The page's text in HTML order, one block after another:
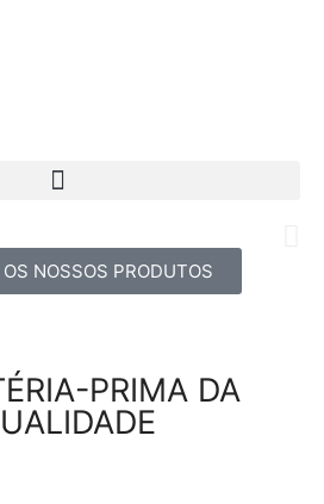
doómega-7
para o
NOSSOS PRODUTOS
PRIMA DA